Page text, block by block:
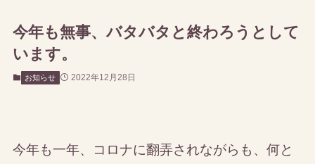
今年も無事、バタバタと終わろうとして
います。
お知らせ 2022年12月28日
今年も一年、コロナに翻弄されながらも、何と